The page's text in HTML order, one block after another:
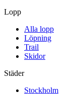
Lopp
Alla lopp
Löpning
Trail
Skidor
Städer
Stockholm